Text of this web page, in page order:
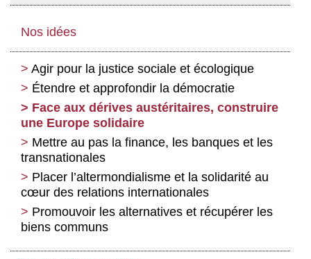
Nos idées
Agir pour la justice sociale et écologique
Étendre et approfondir la démocratie
Face aux dérives austéritaires, construire
une Europe solidaire
Mettre au pas la finance, les banques et les
transnationales
Placer l’altermondialisme et la solidarité au
cœur des relations internationales
Promouvoir les alternatives et récupérer les
biens communs